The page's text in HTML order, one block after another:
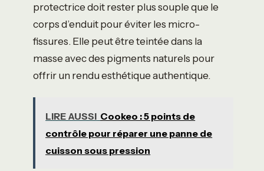
protectrice doit rester plus souple que le
corps d’enduit pour éviter les micro-
fissures. Elle peut être teintée dans la
masse avec des pigments naturels pour
offrir un rendu esthétique authentique.
LIRE AUSSI Cookeo : 5 points de
contrôle pour réparer une panne de
cuisson sous pression